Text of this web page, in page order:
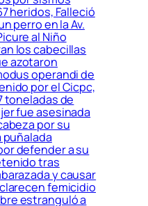
heridos, Falleció
perro en la Av.
al Niño
los cabecillas
azotaron
operandi de
por el Cicpc,
toneladas de
fue asesinada
por su
puñalada
defender a su
tras
y causar
femicidio
estranguló a